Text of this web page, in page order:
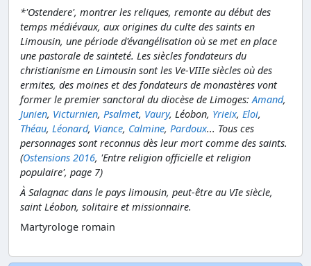
*'Ostendere', montrer les reliques, remonte au début des
temps médiévaux, aux origines du culte des saints en
Limousin, une période d'évangélisation où se met en place
une pastorale de sainteté. Les siècles fondateurs du
christianisme en Limousin sont les Ve-VIIIe siècles où des
ermites, des moines et des fondateurs de monastères vont
former le premier sanctoral du diocèse de Limoges:Amand,
Junien, Victurnien, Psalmet, Vaury, Léobon, Yrieix, Eloi,
Théau, Léonard, Viance, Calmine, Pardoux... Tous ces
personnages sont reconnus dès leur mort comme des saints.
(Ostensions 2016, 'Entre religion officielle et religion
populaire', page 7)
À Salagnac dans le pays limousin, peut-être au VIe siècle,
saint Léobon, solitaire et missionnaire.
Martyrologe romain